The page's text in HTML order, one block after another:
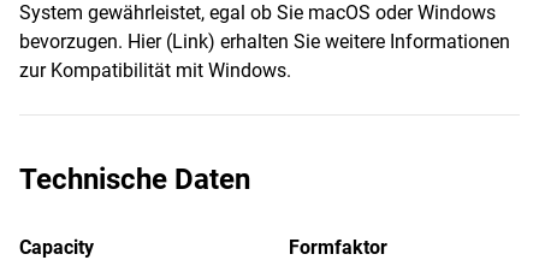
System gewährleistet, egal ob Sie macOS oder Windows
bevorzugen. Hier (Link) erhalten Sie weitere Informationen
zur Kompatibilität mit Windows.
Technische Daten
Capacity
Formfaktor